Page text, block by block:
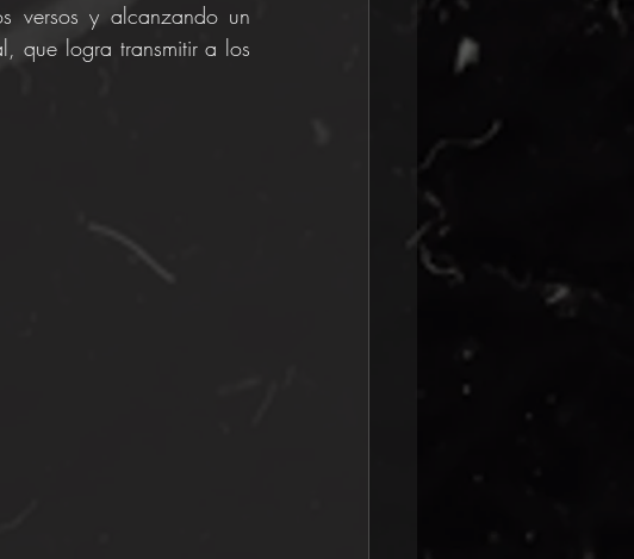
versos y alcanzando un
que logra transmitir a los